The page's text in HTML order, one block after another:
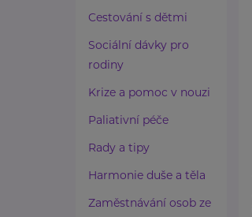
Cestování s dětmi
Sociální dávky pro
rodiny
Krize a pomoc v nouzi
Paliativní péče
Rady a tipy
Harmonie duše a těla
Zaměstnávání osob ze